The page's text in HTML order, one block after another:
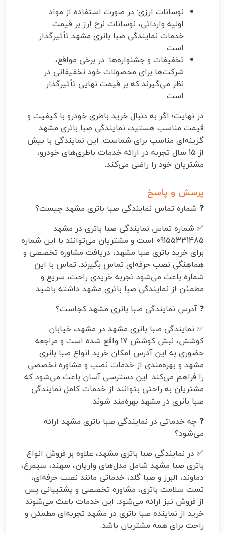
نوسانات ارزی: در صورت استفاده از مواد
اولیه وارداتی، نوسانات نرخ ارز بر قیمت
خدمات نمایندگی صبا باتری مشهد تأثیرگذار
است.
تخفیفات و جشنواره‌ها: در برخی مواقع،
شرکت‌ها برای محصولات خود تخفیفاتی در
نظر می‌گیرند که بر قیمت نهایی تأثیرگذار
است.
در نهایت؛ اگر به دنبال خرید باطری خودرو با کیفیت و
قیمت مناسب هستید، نمایندگی صبا باتری مشهد
گزینه‌ای مناسب برای شماست. این نمایندگی با بیش
از 15 سال تجربه در ارائه خدمات باطری‌های خودرو،
مشتریان خود را راضی می‌کند.
پرسش و پاسخ
❓ شماره تماس نمایندگی صبا باتری مشهد چیست؟
✅ شماره تماس نمایندگی صبا باتری در مشهد
09155331485 است و مشتریان می‌توانند با این شماره
برای خرید باتری صبا مشهد، دریافت مشاوره تخصصی و
هماهنگی نصب حرفه‌ای تماس بگیرند. تماس با این
شماره باعث می‌شود تجربه خریدی راحت، سریع و
مطمئن از نمایندگی صبا باتری مشهد داشته باشید.
❓ آدرس نمایندگی صبا باتری مشهد کجاست؟
✅ نمایندگی صبا باتری مشهد در مشهد، خیابان
کوشش، نبش کوشش 17 واقع شده است و مراجعه
حضوری به این آدرس امکان خرید انواع صبا باتری
مشهد و بهره‌مندی از خدمات نصب و مشاوره تخصصی
را فراهم می‌کند. این دسترسی آسان باعث می‌شود که
مشتریان به راحتی بتوانند از خدمات کامل نمایندگی
صبا باتری در مشهد بهره‌مند شوند.
❓ چه خدماتی در نمایندگی صبا باتری مشهد ارائه
می‌شود؟
✅ در نمایندگی صبا باتری مشهد، علاوه بر فروش انواع
باتری صبا مشهد شامل مدل‌های واریان، سهند، سیمرغ،
دماوند، البرز و صبا گلد، خدماتی مانند نصب حرفه‌ای،
تست سلامت باتری، مشاوره تخصصی و پشتیبانی پس
از فروش نیز ارائه می‌شود. این خدمات باعث می‌شوند
خرید از نماینده صبا باتری در مشهد تجربه‌ای مطمئن و
راحت برای همه مشتریان باشد.